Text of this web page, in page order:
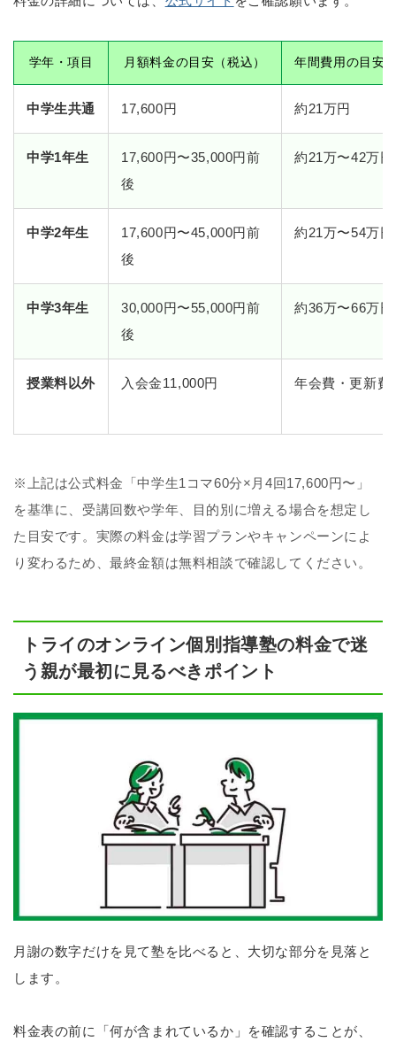
学年・項目 月額料金の目安（税込） 年間費用の目安
中学生共通 17,600円 約21万円
中学1年生
17,600円〜35,000円前
後
約21万〜42万
中学2年生
17,600円〜45,000円前
後
約21万〜54万
中学3年生
30,000円〜55,000円前
後
約36万〜66万
授業料以外 入会金11,000円 年会費・更新費
※上記は公式料金「中学生1コマ60分×月4回17,600円〜」
を基準に、受講回数や学年、目的別に増える場合を想定し
た目安です。実際の料金は学習プランやキャンペーンによ
り変わるため、最終金額は無料相談で確認してください。
トライのオンライン個別指導塾の料金で迷
う親が最初に見るべきポイント
月謝の数字だけを見て塾を比べると、大切な部分を見落と
します。
料金表の前に「何が含まれているか」を確認することが、